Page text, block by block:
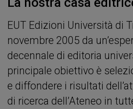
EUT Edizioni Università di
novembre 2005 da
decennale di editoria
principale obiettivo è
e diffondere i risultati
di ricerca dell’Ateneo in